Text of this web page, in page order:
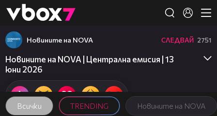
👾
Всички TRENDING Новините на NOVA
Новините на NOVA СЛЕДВАЙ 2751
Новините на NOVA | Централна емисия | 13
юни 2026